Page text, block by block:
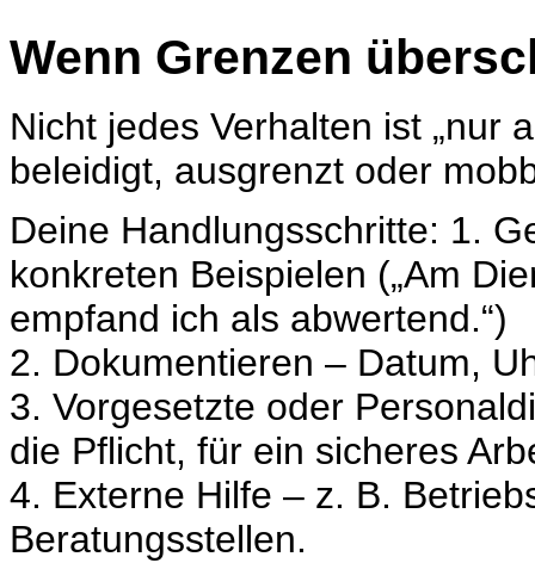
Wenn Grenzen
Nicht jedes Verhalten ist „nur
beleidigt, ausgrenzt oder
Deine Handlungsschritte: 1.
konkreten Beispielen („Am
empfand ich als abwertend.“)
2. Dokumentieren – Datum,
3. Vorgesetzte oder
die Pflicht, für ein sicheres
4. Externe Hilfe – z. B.
Beratungsstellen.